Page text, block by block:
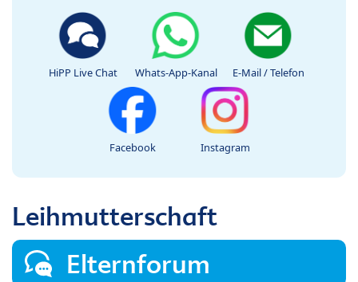
HiPP Live Chat Whats-App-Kanal E-Mail / Telefon
Facebook Instagram
Leihmutterschaft
Elternforum